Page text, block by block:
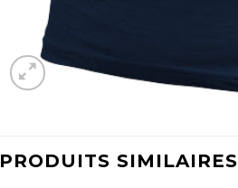
PRODUITS SIMILAIRES